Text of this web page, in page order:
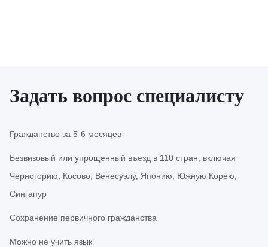
Задать вопрос специалисту
Гражданство за 5-6 месяцев
Безвизовый или упрощенный въезд в 110 стран, включая
Черногорию, Косово, Венесуэлу, Японию, Южную Корею,
Сингапур
Сохранение первичного гражданства
Можно не учить язык